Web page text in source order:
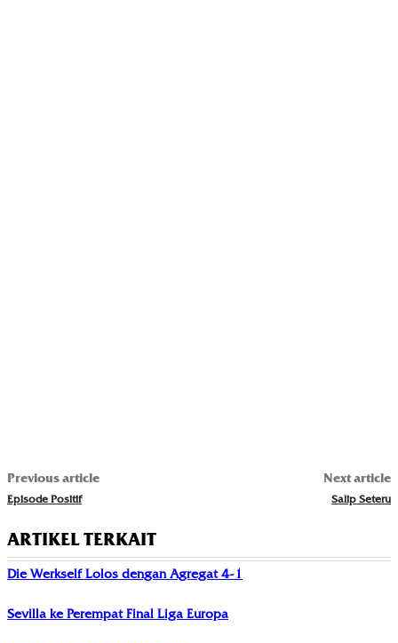
Previous article
Episode Positif
Next article
Salip Seteru
ARTIKEL TERKAIT
Die Werkself Lolos dengan Agregat 4-1
Sevilla ke Perempat Final Liga Europa